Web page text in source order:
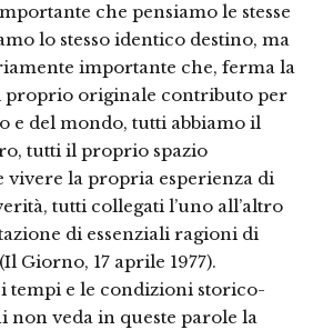
che pensiamo le stesse
lo stesso identico destino, ma
importante che, ferma la
proprio originale contributo per
e del mondo, tutti abbiamo il
tutti il proprio spazio
vivere la propria esperienza di
tutti collegati l’uno all’altro
di essenziali ragioni di
Giorno, 17 aprile 1977).
tempi e le condizioni storico-
non veda in queste parole la